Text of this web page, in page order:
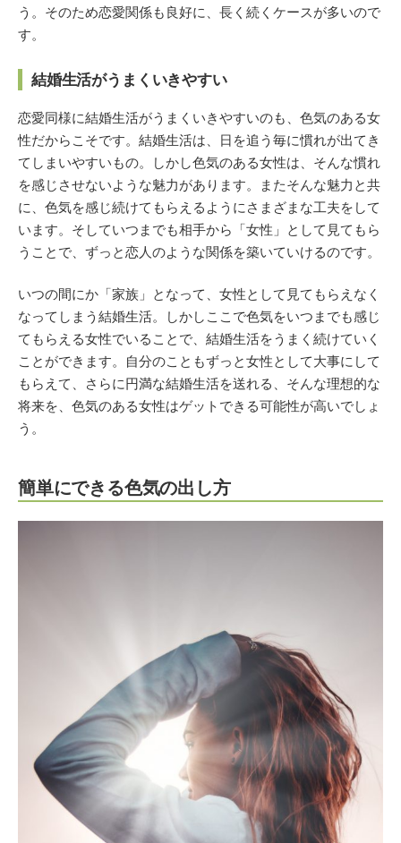
う。そのため恋愛関係も良好に、長く続くケースが多いので
す。
結婚生活がうまくいきやすい
恋愛同様に結婚生活がうまくいきやすいのも、色気のある女
性だからこそです。結婚生活は、日を追う毎に慣れが出てき
てしまいやすいもの。しかし色気のある女性は、そんな慣れ
を感じさせないような魅力があります。またそんな魅力と共
に、色気を感じ続けてもらえるようにさまざまな工夫をして
います。そしていつまでも相手から「女性」として見てもら
うことで、ずっと恋人のような関係を築いていけるのです。
いつの間にか「家族」となって、女性として見てもらえなく
なってしまう結婚生活。しかしここで色気をいつまでも感じ
てもらえる女性でいることで、結婚生活をうまく続けていく
ことができます。自分のこともずっと女性として大事にして
もらえて、さらに円満な結婚生活を送れる、そんな理想的な
将来を、色気のある女性はゲットできる可能性が高いでしょ
う。
簡単にできる色気の出し方